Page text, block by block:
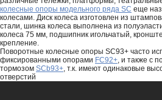
колесные опоры модельного ряда SC еще
колесами. Диск колеса изготовлен из
стали, шинка колеса выполнена из
колеса 75 мм, подшипник игольчатый,
крепление.
Поворотные колесные опоры SC93+ часто
фиксированными опорами FC92+, и также с
тормозом SCb93+, т.к. имеют одинаковые
отверстий